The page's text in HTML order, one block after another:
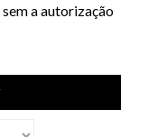
a autorização